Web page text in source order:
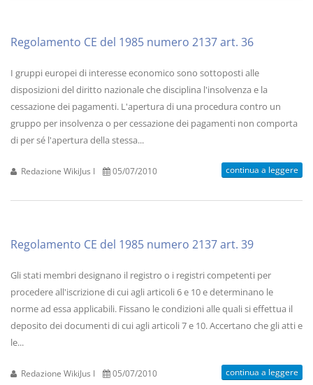
Regolamento CE del 1985 numero 2137 art. 36
I gruppi europei di interesse economico sono sottoposti alle
disposizioni del diritto nazionale che disciplina l'insolvenza e la
cessazione dei pagamenti. L'apertura di una procedura contro un
gruppo per insolvenza o per cessazione dei pagamenti non comporta
di per sé l'apertura della stessa...
Redazione WikiJus I 05/07/2010 continua a leggere
Regolamento CE del 1985 numero 2137 art. 39
Gli stati membri designano il registro o i registri competenti per
procedere all'iscrizione di cui agli articoli 6 e 10 e determinano le
norme ad essa applicabili. Fissano le condizioni alle quali si effettua il
deposito dei documenti di cui agli articoli 7 e 10. Accertano che gli atti e
le...
Redazione WikiJus I 05/07/2010 continua a leggere